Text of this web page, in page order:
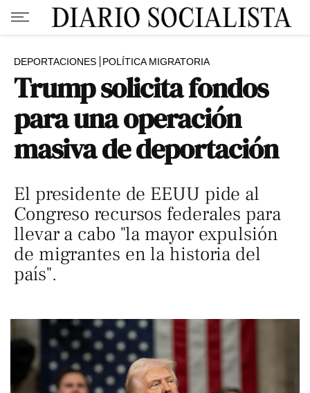
DEPORTACIONES POLÍTICA MIGRATORIA
Trump solicita fondos
para una operación
masiva de deportación
El presidente de EEUU pide al
Congreso recursos federales para
llevar a cabo "la mayor expulsión
de migrantes en la historia del
país".